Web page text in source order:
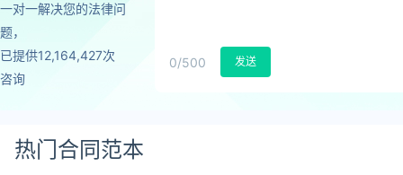
一对一解决您的法律问
题，
已提供12,164,427次
咨询
0/500 发送
热门合同范本